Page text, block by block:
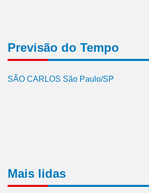
Previsão do Tempo
SÃO CARLOS São Paulo/SP
Mais lidas